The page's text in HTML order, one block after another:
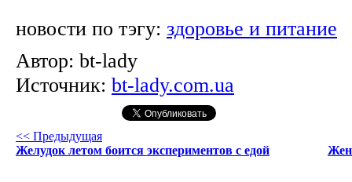
новости по тэгу: здоровье и питание
Автор: bt-lady
Источник: bt-lady.com.ua
<< Предыдущая
Желудок летом боится экспериментов с едой